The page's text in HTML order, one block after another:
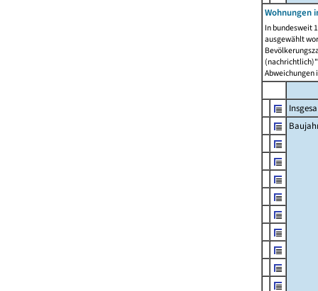
Wohnungen
In bundesweit
ausgewählt
Abweichungen